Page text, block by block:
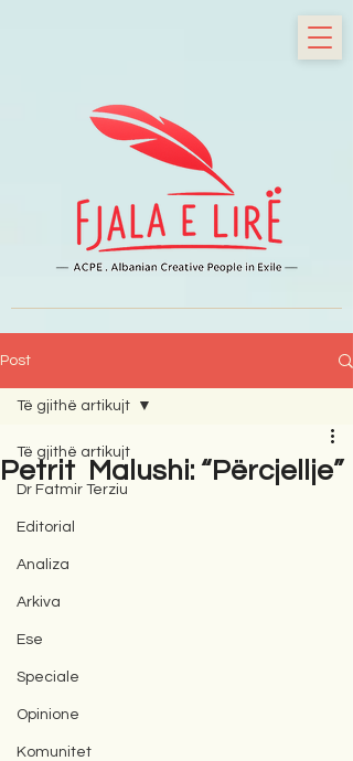
Post
Të gjithë artikujt
Dr Fatmir Terziu
Editorial
Analiza
Arkiva
Ese
Speciale
Opinione
Komunitet
Të gjithë artikujt
Petrit Malushi: “Përcjellje”